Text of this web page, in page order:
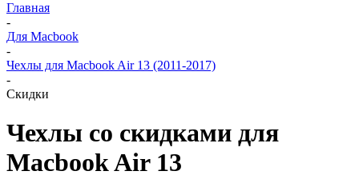
Главная
-
Для Macbook
-
Чехлы для Macbook Air 13 (2011-2017)
-
Скидки
Чехлы со скидками для
Macbook Air 13